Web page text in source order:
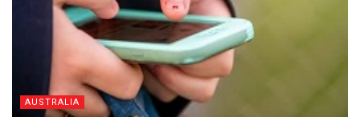
AUSTRALIA